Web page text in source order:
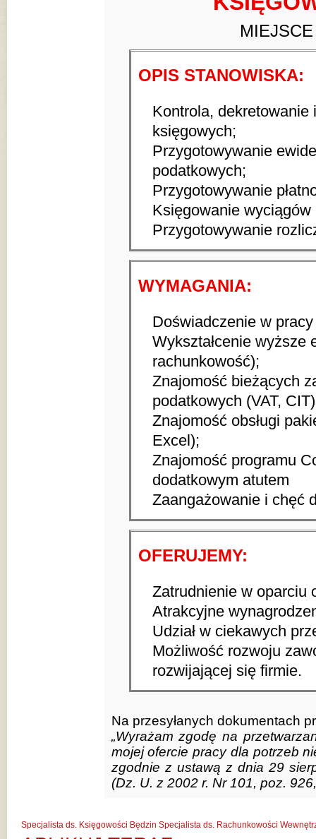
OPIS STANOWISKA:
Kontrola,
księgowych;
Przygotowywanie
podatkowych;
Przygotowywanie
Księgowanie wyciągów
Przygotowywanie
WYMAGANIA:
Doświadczenie w
Wykształcenie wyższe
rachunkowość);
Znajomość bieżących
podatkowych (VAT,
Znajomość obsługi
Excel);
Znajomość programu
dodatkowym atutem
Zaangażowanie i chęć
OFERUJEMY:
Zatrudnienie w oparciu
Atrakcyjne
Udział w ciekawych
Możliwość rozwoju
rozwijającej się firmie.
Na przesyłanych dokumentach
„Wyrażam zgodę na
mojej ofercie pracy dla potrzeb
zgodnie z ustawą z dnia 29
(Dz. U. z 2002 r. Nr 101, poz.
Specjalista ds. Księgowości Będzin Specjalista ds. Rachunkowości